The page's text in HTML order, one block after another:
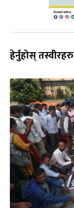
हेर्नुहोस् तस्वीरहरु